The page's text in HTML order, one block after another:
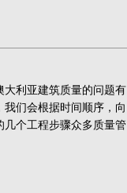
利亚建筑质量的问题有
们会根据时间顺序，向
个工程步骤众多质量管